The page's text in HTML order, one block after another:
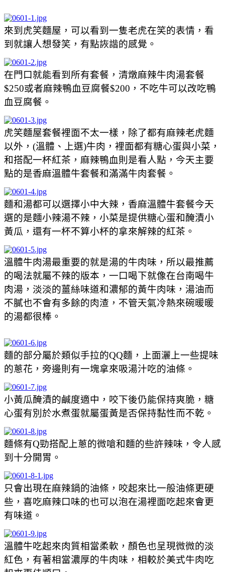
來到虎笑麵屋，可以看到一隻老虎在笑的表情，看
到就讓人想發笑，有點詼諧的感覺。
在門口就能看到所有套餐，清燉麻辣牛肉湯套餐
$250或者麻辣鴨血豆腐餐$200，不吃牛可以改吃鴨
血豆腐餐。
虎笑麵屋套餐裡面不太一樣，除了都有麻辣老虎麵
以外，(溫體、上選)牛肉，裡面都有糖心蛋與小菜，
和搭配一杯紅茶，麻辣鴨血則是看人點，今天主要
點的是香麻溫體牛套餐和滿滿牛肉套餐。
麵和湯都可以選擇小中大辣，香麻溫體牛套餐今天
選的是麵小辣湯不辣，小菜是提供糖心蛋和醃漬小
黃瓜，還有一杯不算小杯的拿來解辣的紅茶。
溫體牛肉湯最重要的就是湯的牛肉味，所以最推薦
的喝法就屬不辣的版本，一口喝下就像在台南喝牛
肉湯，淡淡的薑絲味道和濃郁的黃牛肉味，湯油而
不膩也不會有多餘的肉渣，不管天氣冷熱來碗暖暖
的湯都很棒。
麵的部分屬於類似手拉的QQ麵，上面灑上一些提味
的蔥花，旁邊則有一塊拿來吸湯汁吃的油條。
小黃瓜醃漬的鹹度適中，咬下後仍能保持爽脆，糖
心蛋有別於水煮蛋就屬蛋黃是否保持黏性而不乾。
麵條有Q勁搭配上蔥的微嗆和麵的些許辣味，令人感
到十分開胃。
只會出現在麻辣鍋的油條，咬起來比一般油條更硬
些，喜吃麻辣口味的也可以泡在湯裡面吃起來會更
有味道。
溫體牛吃起來肉質相當柔軟，顏色也呈現微微的淡
紅色，有著相當濃厚的牛肉味，相較於美式牛肉吃